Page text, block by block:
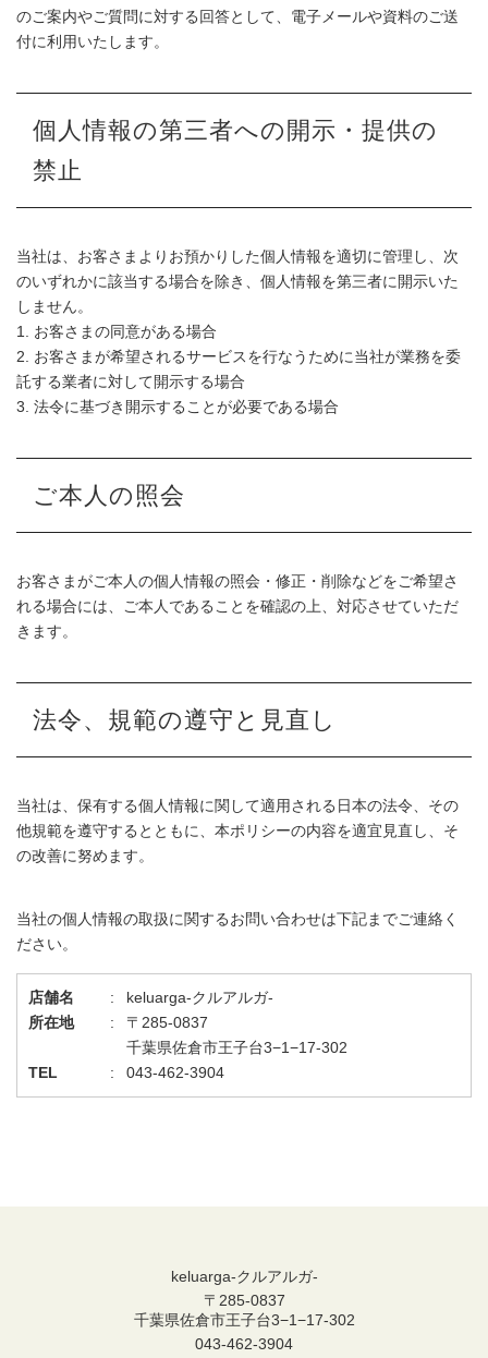
のご案内やご質問に対する回答として、電子メールや資料のご送
付に利用いたします。
個人情報の第三者への開示・提供の
禁止
当社は、お客さまよりお預かりした個人情報を適切に管理し、次
のいずれかに該当する場合を除き、個人情報を第三者に開示いた
しません。
1. お客さまの同意がある場合
2. お客さまが希望されるサービスを行なうために当社が業務を委
託する業者に対して開示する場合
3. 法令に基づき開示することが必要である場合
ご本人の照会
お客さまがご本人の個人情報の照会・修正・削除などをご希望さ
れる場合には、ご本人であることを確認の上、対応させていただ
きます。
法令、規範の遵守と見直し
当社は、保有する個人情報に関して適用される日本の法令、その
他規範を遵守するとともに、本ポリシーの内容を適宜見直し、そ
の改善に努めます。
当社の個人情報の取扱に関するお問い合わせは下記までご連絡く
ださい。
店舗名
keluarga-クルアルガ-
所在地
〒285-0837
千葉県佐倉市王子台3−1−17-302
TEL
043-462-3904
keluarga-クルアルガ-
〒285-0837
千葉県佐倉市王子台3−1−17-302
043-462-3904